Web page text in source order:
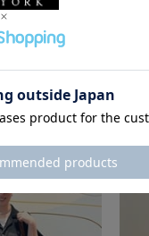
のスタイリ